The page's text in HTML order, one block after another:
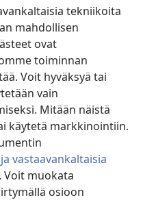
tekniikoita
mahdollisen
ovat
toiminnan
Voit hyväksyä tai
vain
Mitään näistä
käytetä markkinointiin.
vastaavankaltaisia
. Voit muokata
osioon
Tract Society of Pennsylvania.